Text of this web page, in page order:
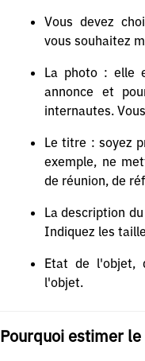
Vous devez
vous souhaitez
La photo : elle
annonce et
internautes.
Le titre : soyez
exemple, ne
de réunion, de
La description
Indiquez les
Etat de l'objet,
l'objet.
Pourquoi estimer